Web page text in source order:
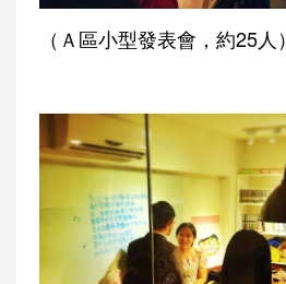
（Ａ區小型發表會，約25人）